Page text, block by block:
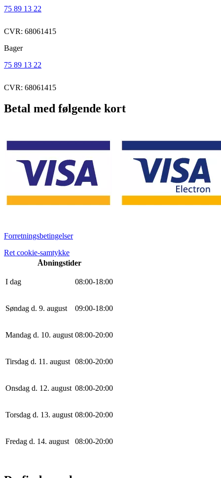
75 89 13 22
CVR: 68061415
Bager
75 89 13 22
CVR: 68061415
Betal med følgende kort
Forretningsbetingelser
Ret cookie-samtykke
Åbningstider
I dag 08:00-18:00
Søndag d. 9. august 09:00-18:00
Mandag d. 10. august 08:00-20:00
Tirsdag d. 11. august 08:00-20:00
Onsdag d. 12. august 08:00-20:00
Torsdag d. 13. august 08:00-20:00
Fredag d. 14. august 08:00-20:00